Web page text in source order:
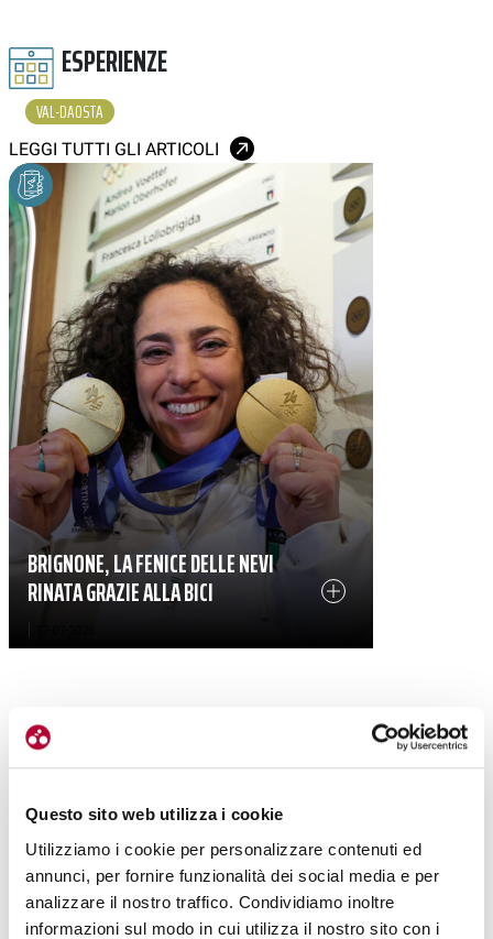
Questo sito web utilizza i cookie
Utilizziamo i cookie per personalizzare contenuti ed
annunci, per fornire funzionalità dei social media e per
analizzare il nostro traffico. Condividiamo inoltre
informazioni sul modo in cui utilizza il nostro sito con i
ESPERIENZE
VAL-DAOSTA
LEGGI TUTTI GLI ARTICOLI
BRIGNONE, LA FENICE DELLE NEVI
RINATA GRAZIE ALLA BICI